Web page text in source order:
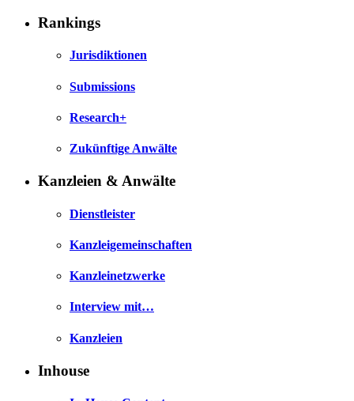
Rankings
Jurisdiktionen
Submissions
Research+
Zukünftige Anwälte
Kanzleien & Anwälte
Dienstleister
Kanzleigemeinschaften
Kanzleinetzwerke
Interview mit…
Kanzleien
Inhouse